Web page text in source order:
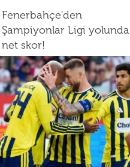
Fenerbahçe'den
Şampiyonlar Ligi yolunda
net skor!